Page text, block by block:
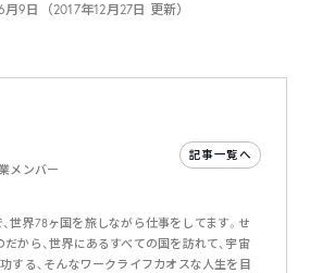
月9日（2017年12月27日 更新）
メンバー
記事一覧へ
世界78ヶ国を旅しながら仕事をしてます。せ
から、世界にあるすべての国を訪れて、宇宙
する、そんなワークライフカオスな人生を目